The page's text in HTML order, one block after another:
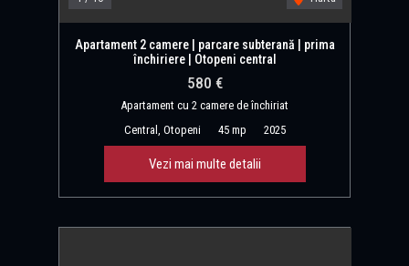
Apartament 2 camere | parcare subterană | prima
închiriere | Otopeni central
580 €
Apartament cu 2 camere de închiriat
Central, Otopeni
45 mp 2025
Vezi mai multe detalii